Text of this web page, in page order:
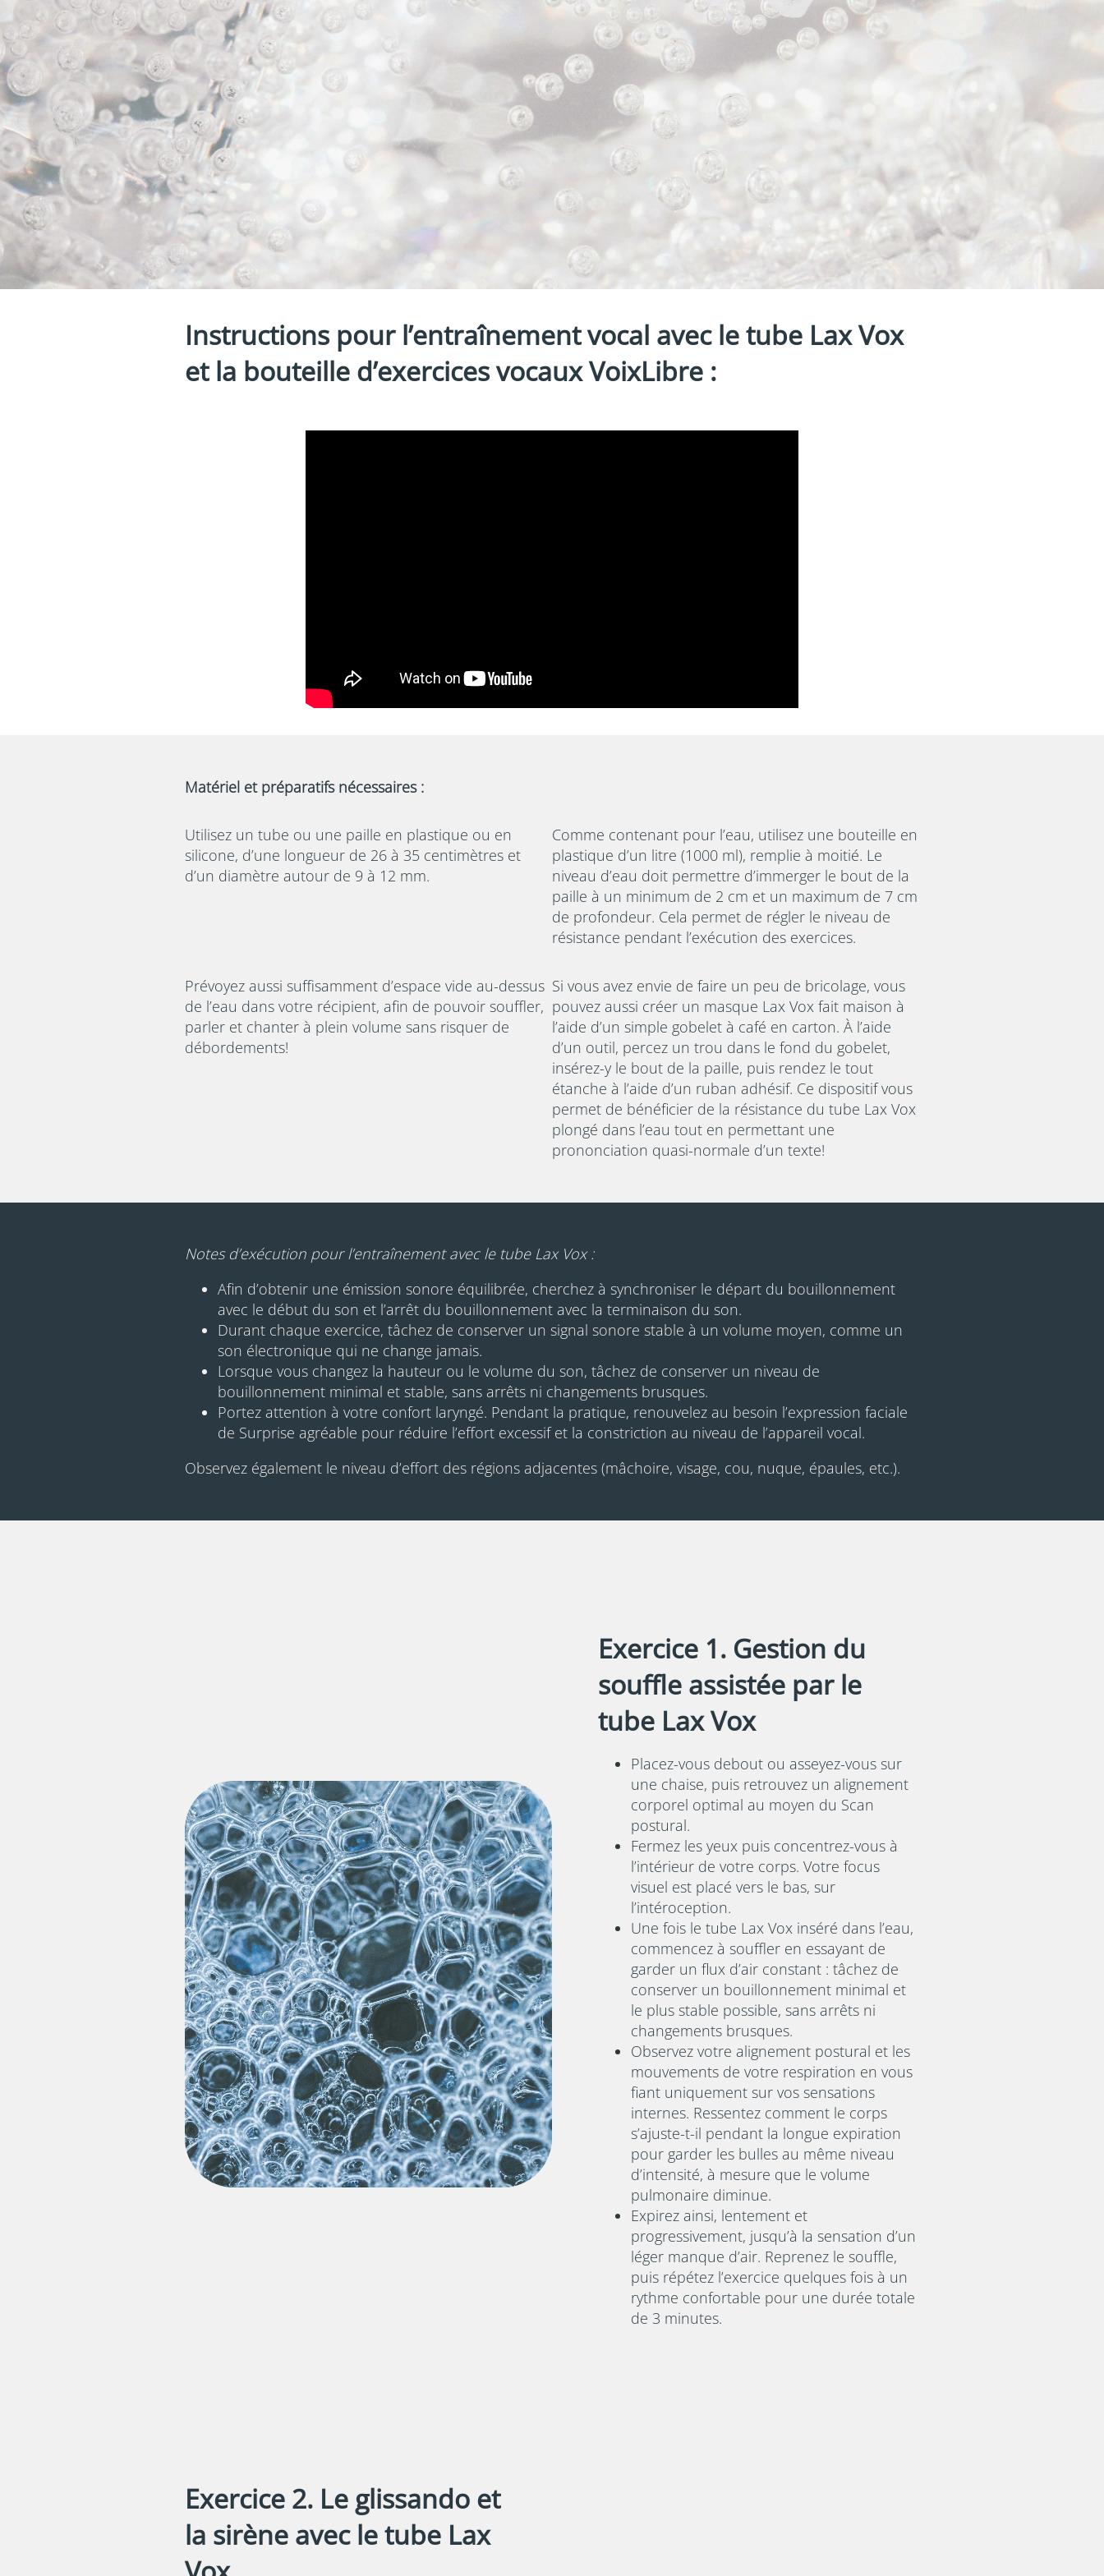
Instructions pour l’entraînement vocal avec le tube Lax Vox
et la bouteille d’exercices vocaux VoixLibre :
Matériel et préparatifs nécessaires :
Utilisez un tube ou une paille en plastique ou en
silicone, d’une longueur de 26 à 35 centimètres et
d’un diamètre autour de 9 à 12 mm.
Comme contenant pour l’eau, utilisez une bouteille en
plastique d’un litre (1000 ml), remplie à moitié. Le
niveau d’eau doit permettre d’immerger le bout de la
paille à un minimum de 2 cm et un maximum de 7 cm
de profondeur. Cela permet de régler le niveau de
résistance pendant l’exécution des exercices.
Prévoyez aussi suffisamment d’espace vide au-dessus
de l’eau dans votre récipient, afin de pouvoir souffler,
parler et chanter à plein volume sans risquer de
débordements!
Si vous avez envie de faire un peu de bricolage, vous
pouvez aussi créer un masque Lax Vox fait maison à
l’aide d’un simple gobelet à café en carton. À l’aide
d’un outil, percez un trou dans le fond du gobelet,
insérez-y le bout de la paille, puis rendez le tout
étanche à l’aide d’un ruban adhésif. Ce dispositif vous
permet de bénéficier de la résistance du tube Lax Vox
plongé dans l’eau tout en permettant une
prononciation quasi-normale d’un texte!
Notes d’exécution pour l’entraînement avec le tube Lax Vox :
Afin d’obtenir une émission sonore équilibrée, cherchez à synchroniser le départ du bouillonnement
avec le début du son et l’arrêt du bouillonnement avec la terminaison du son.
Durant chaque exercice, tâchez de conserver un signal sonore stable à un volume moyen, comme un
son électronique qui ne change jamais.
Lorsque vous changez la hauteur ou le volume du son, tâchez de conserver un niveau de
bouillonnement minimal et stable, sans arrêts ni changements brusques.
Portez attention à votre confort laryngé. Pendant la pratique, renouvelez au besoin l’expression faciale
de Surprise agréable pour réduire l’effort excessif et la constriction au niveau de l’appareil vocal.
Observez également le niveau d’effort des régions adjacentes (mâchoire, visage, cou, nuque, épaules, etc.).
Exercice 1. Gestion du
souffle assistée par le
tube Lax Vox
Placez-vous debout ou asseyez-vous sur
une chaise, puis retrouvez un alignement
corporel optimal au moyen du Scan
postural.
Fermez les yeux puis concentrez-vous à
l’intérieur de votre corps. Votre focus
visuel est placé vers le bas, sur
l’intéroception.
Une fois le tube Lax Vox inséré dans l’eau,
commencez à souffler en essayant de
garder un flux d’air constant : tâchez de
conserver un bouillonnement minimal et
le plus stable possible, sans arrêts ni
changements brusques.
Observez votre alignement postural et les
mouvements de votre respiration en vous
fiant uniquement sur vos sensations
internes. Ressentez comment le corps
s’ajuste-t-il pendant la longue expiration
pour garder les bulles au même niveau
d’intensité, à mesure que le volume
pulmonaire diminue.
Expirez ainsi, lentement et
progressivement, jusqu’à la sensation d’un
léger manque d’air. Reprenez le souffle,
puis répétez l’exercice quelques fois à un
rythme confortable pour une durée totale
de 3 minutes.
Exercice 2. Le glissando et
la sirène avec le tube Lax